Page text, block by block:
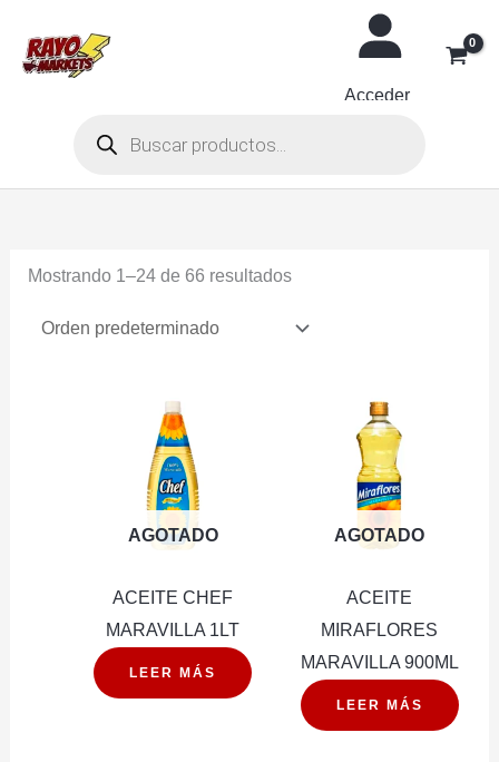
contenido
Acceder
productos
Mostrando 1–24 de 66 resultados
AGOTADO
ACEITE CHEF
MARAVILLA 1LT
LEER MÁS
AGOTADO
ACEITE
MIRAFLORES
MARAVILLA 900ML
LEER MÁS